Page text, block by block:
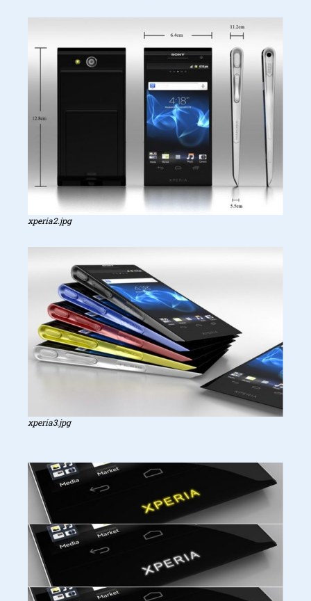
xperia2.jpg
xperia3.jpg